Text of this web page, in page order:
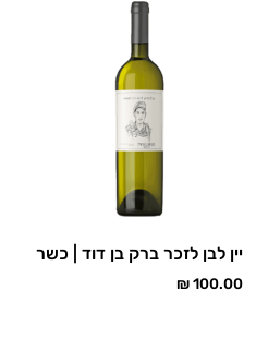
יין לבן לזכר ברק בן דוד | כשר
₪100.00